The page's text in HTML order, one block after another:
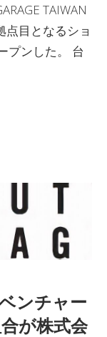
TAIWAN
点目となるショ
プンした。 台
ンチャー
が株式会